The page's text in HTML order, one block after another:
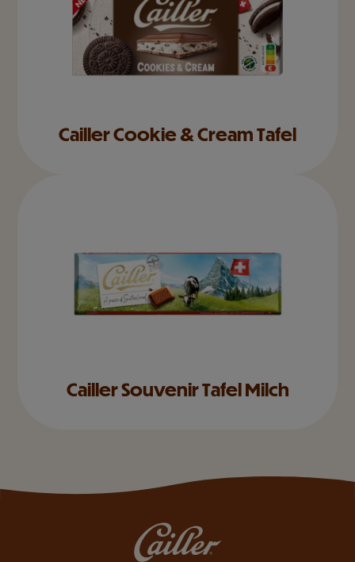
Cailler Cookie & Cream Tafel
Cailler Souvenir Tafel Milch